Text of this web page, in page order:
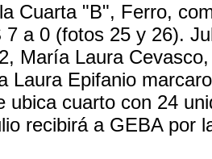
Cuarta "B", Ferro,
7 a 0 (fotos 25 y 26).
María Laura
Laura Epifanio
ubica cuarto con 24
recibirá a GEBA por